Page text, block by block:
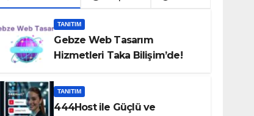
TANITIM
Gebze Web Tasarım
Hizmetleri Taka Bilişim’de!
TANITIM
444Host ile Güçlü ve